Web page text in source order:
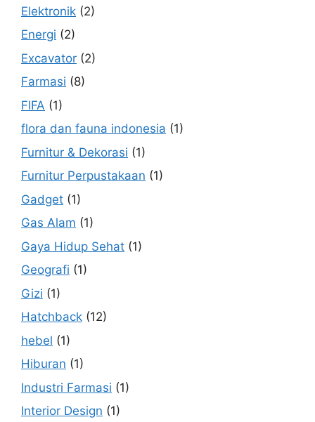
Elektronik (2)
Energi (2)
Excavator (2)
Farmasi (8)
FIFA (1)
flora dan fauna indonesia (1)
Furnitur & Dekorasi (1)
Furnitur Perpustakaan (1)
Gadget (1)
Gas Alam (1)
Gaya Hidup Sehat (1)
Geografi (1)
Gizi (1)
Hatchback (12)
hebel (1)
Hiburan (1)
Industri Farmasi (1)
Interior Design (1)